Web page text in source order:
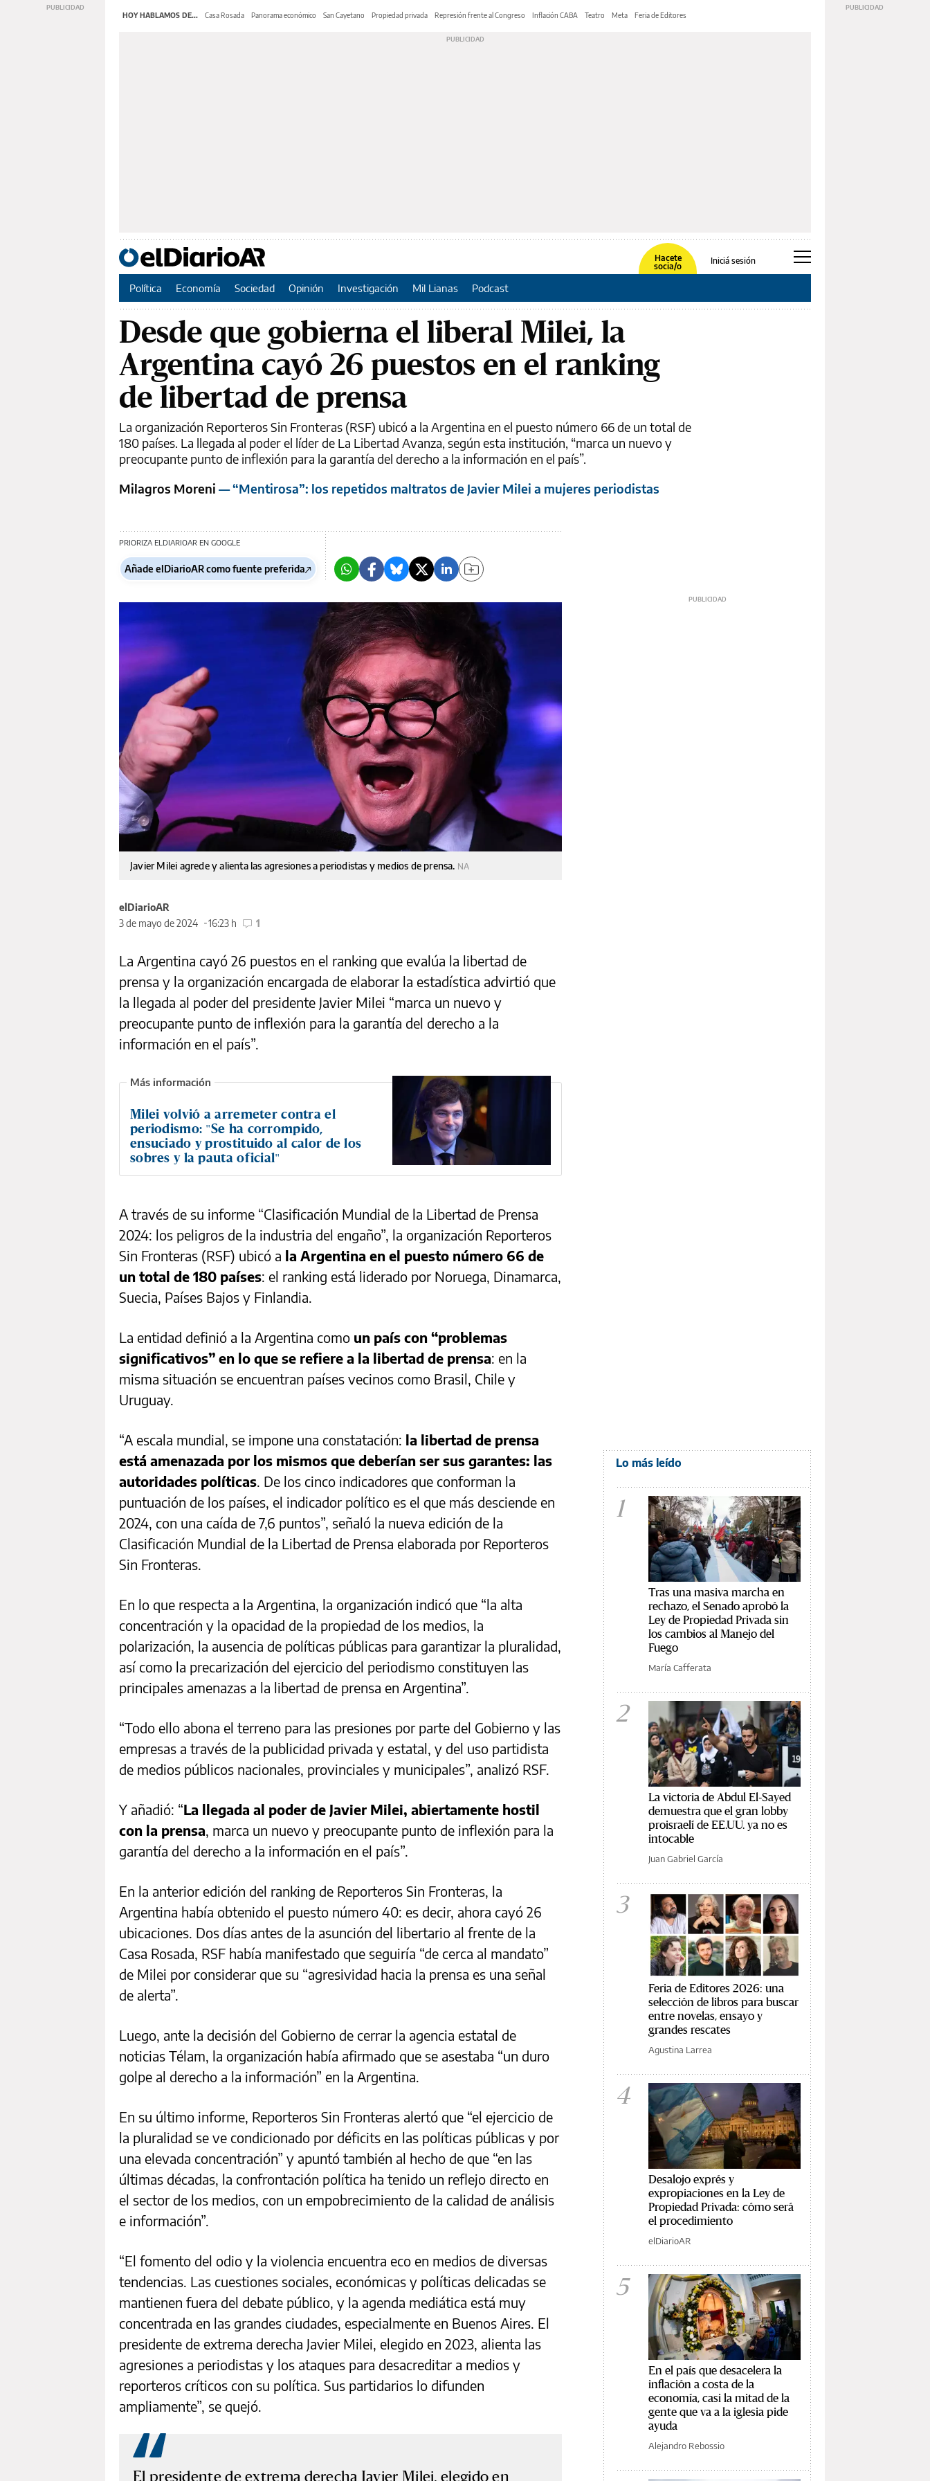
HOY HABLAMOS DE... Casa Rosada Panorama económico San Cayetano Propiedad privada Represión frente al Congreso Inflación CABA Teatro Meta Feria de Editores
Hacete
socia/o
Iniciá sesión
Política Economía Sociedad Opinión Investigación Mil Lianas Podcast
Desde que gobierna el liberal Milei, la
Argentina cayó 26 puestos en el ranking
de libertad de prensa
La organización Reporteros Sin Fronteras (RSF) ubicó a la Argentina en el puesto número 66 de un total de
180 países. La llegada al poder el líder de La Libertad Avanza, según esta institución, “marca un nuevo y
preocupante punto de inflexión para la garantía del derecho a la información en el país”.
Milagros Moreni — “Mentirosa”: los repetidos maltratos de Javier Milei a mujeres periodistas
PRIORIZA ELDIARIOAR EN GOOGLE
Añade elDiarioAR como fuente preferida
Javier Milei agrede y alienta las agresiones a periodistas y medios de prensa. NA
elDiarioAR
3 de mayo de 2024
16:23 h 1
La Argentina cayó 26 puestos en el ranking que evalúa la libertad de
prensa y la organización encargada de elaborar la estadística advirtió que
la llegada al poder del presidente Javier Milei “marca un nuevo y
preocupante punto de inflexión para la garantía del derecho a la
información en el país”.
Milei volvió a arremeter contra el
periodismo: "Se ha corrompido,
ensuciado y prostituido al calor de los
sobres y la pauta oficial"
A través de su informe “Clasificación Mundial de la Libertad de Prensa
2024: los peligros de la industria del engaño”, la organización Reporteros
Sin Fronteras (RSF) ubicó a la Argentina en el puesto número 66 de
un total de 180 países: el ranking está liderado por Noruega, Dinamarca,
Suecia, Países Bajos y Finlandia.
La entidad definió a la Argentina como un país con “problemas
significativos” en lo que se refiere a la libertad de prensa: en la
misma situación se encuentran países vecinos como Brasil, Chile y
Uruguay.
“A escala mundial, se impone una constatación: la libertad de prensa
está amenazada por los mismos que deberían ser sus garantes: las
autoridades políticas. De los cinco indicadores que conforman la
puntuación de los países, el indicador político es el que más desciende en
2024, con una caída de 7,6 puntos”, señaló la nueva edición de la
Clasificación Mundial de la Libertad de Prensa elaborada por Reporteros
Sin Fronteras.
En lo que respecta a la Argentina, la organización indicó que “la alta
concentración y la opacidad de la propiedad de los medios, la
polarización, la ausencia de políticas públicas para garantizar la pluralidad,
así como la precarización del ejercicio del periodismo constituyen las
principales amenazas a la libertad de prensa en Argentina”.
“Todo ello abona el terreno para las presiones por parte del Gobierno y las
empresas a través de la publicidad privada y estatal, y del uso partidista
de medios públicos nacionales, provinciales y municipales”, analizó RSF.
Y añadió: “La llegada al poder de Javier Milei, abiertamente hostil
con la prensa, marca un nuevo y preocupante punto de inflexión para la
garantía del derecho a la información en el país”.
En la anterior edición del ranking de Reporteros Sin Fronteras, la
Argentina había obtenido el puesto número 40: es decir, ahora cayó 26
ubicaciones. Dos días antes de la asunción del libertario al frente de la
Casa Rosada, RSF había manifestado que seguiría “de cerca al mandato”
de Milei por considerar que su “agresividad hacia la prensa es una señal
de alerta”.
Luego, ante la decisión del Gobierno de cerrar la agencia estatal de
noticias Télam, la organización había afirmado que se asestaba “un duro
golpe al derecho a la información” en la Argentina.
En su último informe, Reporteros Sin Fronteras alertó que “el ejercicio de
la pluralidad se ve condicionado por déficits en las políticas públicas y por
una elevada concentración” y apuntó también al hecho de que “en las
últimas décadas, la confrontación política ha tenido un reflejo directo en
el sector de los medios, con un empobrecimiento de la calidad de análisis
e información”.
“El fomento del odio y la violencia encuentra eco en medios de diversas
tendencias. Las cuestiones sociales, económicas y políticas delicadas se
mantienen fuera del debate público, y la agenda mediática está muy
concentrada en las grandes ciudades, especialmente en Buenos Aires. El
presidente de extrema derecha Javier Milei, elegido en 2023, alienta las
agresiones a periodistas y los ataques para desacreditar a medios y
reporteros críticos con su política. Sus partidarios lo difunden
ampliamente”, se quejó.
El presidente de extrema derecha Javier Milei, elegido en
Lo más leído
1
Tras una masiva marcha en
rechazo, el Senado aprobó la
Ley de Propiedad Privada sin
los cambios al Manejo del
Fuego
María Cafferata
2
La victoria de Abdul El-Sayed
demuestra que el gran lobby
proisraelí de EE.UU. ya no es
intocable
Juan Gabriel García
3
Feria de Editores 2026: una
selección de libros para buscar
entre novelas, ensayo y
grandes rescates
Agustina Larrea
4
Desalojo exprés y
expropiaciones en la Ley de
Propiedad Privada: cómo será
el procedimiento
elDiarioAR
5
En el país que desacelera la
inflación a costa de la
economía, casi la mitad de la
gente que va a la iglesia pide
ayuda
Alejandro Rebossio